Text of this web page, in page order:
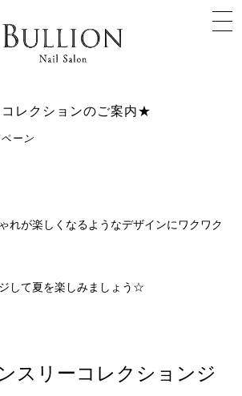
レクションのご案内★
ーン
れが楽しくなるようなデザインにワクワク
して夏を楽しみましょう☆
スリーコレクションジ